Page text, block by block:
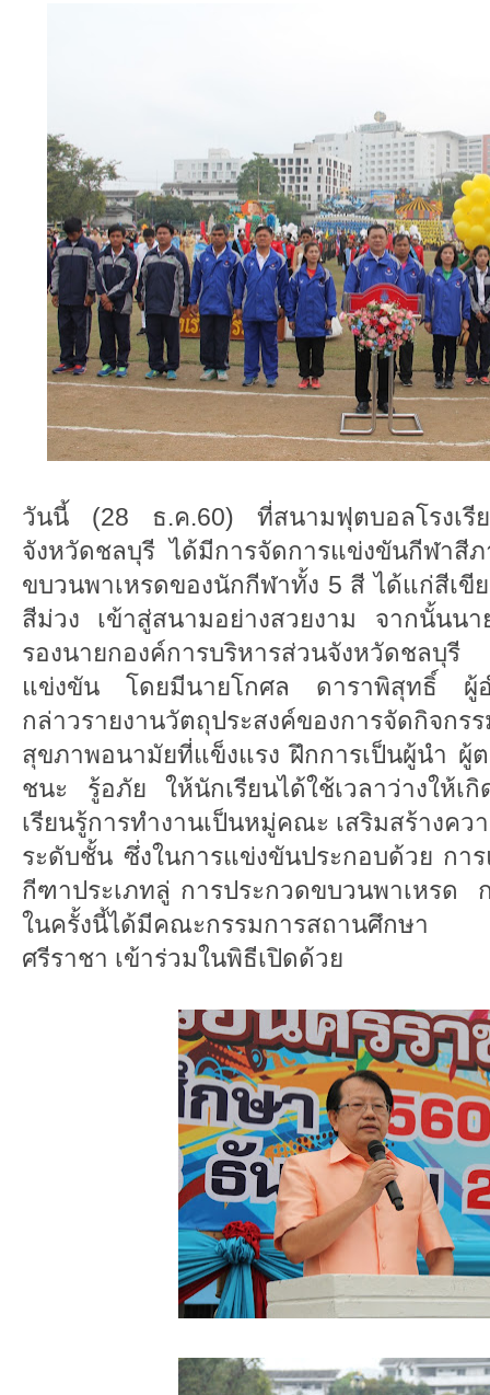
วันนี้ (28 ธ.ค.60) ที่สนามฟุตบอลโรงเรี
จังหวัดชลบุรี ได้มีการจัดการแข่งขันกีฬาสี
ขบวนพาเหรดของนักกีฬาทั้ง 5 สี ได้แก่สีเขี
สีม่วง เข้าสู่สนามอย่างสวยงาม จากนั้น
รองนายกองค์การบริหารส่วนจังหวัดชลบุรี
แข่งขัน โดยมีนายโกศล ดาราพิสุทธิ์ ผู้อำ
กล่าวรายงานวัตถุประสงค์ของการจัดกิจกร
สุขภาพอนามัยที่แข็งแรง ฝึกการเป็นผู้นำ ผู้
ชนะ รู้อภัย ให้นักเรียนได้ใช้เวลาว่างให้เ
เรียนรู้การทำงานเป็นหมู่คณะ เสริมสร้างค
ระดับชั้น ซึ่งในการแข่งขันประกอบด้วย กา
กีฑาประเภทลู่ การประกวดขบวนพาเหรด
ในครั้งนี้ได้มีคณะกรรมการสถานศึกษา
ศรีราชา เข้าร่วมในพิธีเปิดด้วย